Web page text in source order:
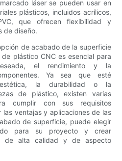
láser se pueden usar en
plásticos, incluidos acrílicos,
que ofrecen flexibilidad y
de diseño.
de acabado de la superficie
plástico CNC es esencial para
el rendimiento y la
Ya sea que esté
la durabilidad o la
de plástico, existen varias
cumplir con sus requisitos
ventajas y aplicaciones de las
de superficie, puede elegir
para su proyecto y crear
de alta calidad y de aspecto